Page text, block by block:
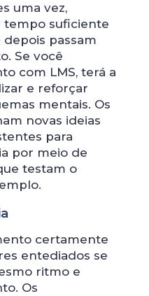
uma vez,
tempo suficiente
passam
Se você
com LMS, terá a
e reforçar
mentais. Os
novas ideias
para
por meio de
testam o
certamente
entediados se
ritmo e
Os